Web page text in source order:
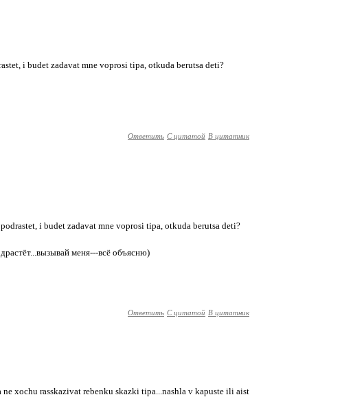
i budet zadavat mne voprosi tipa, otkuda berutsa deti?
Ответить С цитатой В цитатник
i budet zadavat mne voprosi tipa, otkuda berutsa deti?
меня---всё объясню)
Ответить С цитатой В цитатник
ne xochu rasskazivat rebenku skazki tipa...nashla v kapuste ili aist